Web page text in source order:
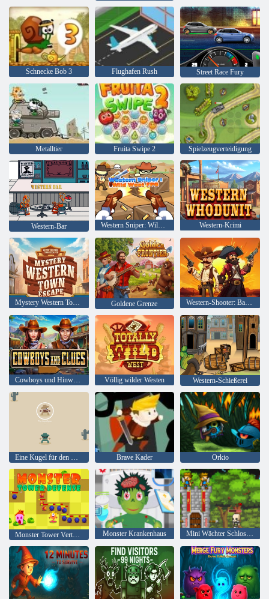
Schnecke Bob 3 Flughafen Rush Street Race Fury
Metalltier Fruita Swipe 2 Spielzeugverteidigung
Western-Bar Western Sniper: Wild-West-FPS Western-Krimi
Mystery Western Town Flucht Goldene Grenze Western-Shooter: Battle Gun Duel
Cowboys und Hinweise Völlig wilder Westen Western-Schießerei
Eine Kugel für den Westen Brave Kader Orkio
Monster Krankenhaus Mini Wächter Schloss Verteidigung